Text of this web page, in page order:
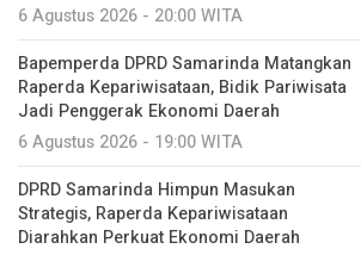
6 Agustus 2026 - 20:00 WITA
Bapemperda DPRD Samarinda Matangkan
Raperda Kepariwisataan, Bidik Pariwisata
Jadi Penggerak Ekonomi Daerah
6 Agustus 2026 - 19:00 WITA
DPRD Samarinda Himpun Masukan
Strategis, Raperda Kepariwisataan
Diarahkan Perkuat Ekonomi Daerah